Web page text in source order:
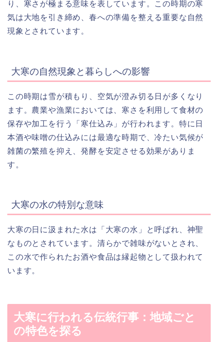
り、寒さが極まる意味を表しています。この時期の寒
気は大地を引き締め、春への準備を整える重要な自然
現象とされています。
大寒の自然現象と暮らしへの影響
この時期は雪が積もり、空気が澄み切る日が多くなり
ます。農業や漁業においては、寒さを利用して食材の
保存や加工を行う「寒仕込み」が行われます。特に日
本酒や味噌の仕込みには最適な時期で、冷たい気候が
雑菌の繁殖を抑え、発酵を安定させる効果がありま
す。
大寒の水の特別な意味
大寒の日に汲まれた水は「大寒の水」と呼ばれ、神聖
なものとされています。清らかで雑味がないとされ、
この水で作られたお酒や食品は縁起物として扱われて
います。
大寒に行われる伝統行事：地域ごと
の特色を探る